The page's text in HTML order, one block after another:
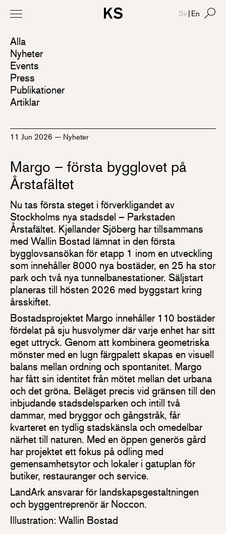
Alla
Nyheter
Events
Press
Publikationer
Artiklar
11 Jun 2026 — Nyheter
Margo – första bygglovet på
Årstafältet
Nu tas första steget i förverkligandet av
Stockholms nya stadsdel – Parkstaden
Årstafältet. Kjellander Sjöberg har tillsammans
med Wallin Bostad lämnat in den första
bygglovsansökan för etapp 1 inom en utveckling
som innehåller 8000 nya bostäder, en 25 ha stor
park och två nya tunnelbanestationer. Säljstart
planeras till hösten 2026 med byggstart kring
årsskiftet.
Bostadsprojektet Margo innehåller 110 bostäder
fördelat på sju husvolymer där varje enhet har sitt
eget uttryck. Genom att kombinera geometriska
mönster med en lugn färgpalett skapas en visuell
balans mellan ordning och spontanitet. Margo
har fått sin identitet från mötet mellan det urbana
och det gröna. Beläget precis vid gränsen till den
inbjudande stadsdelsparken och intill två
dammar, med bryggor och gångstråk, får
kvarteret en tydlig stadskänsla och omedelbar
närhet till naturen. Med en öppen generös gård
har projektet ett fokus på odling med
gemensamhetsytor och lokaler i gatuplan för
butiker, restauranger och service.
LandArk ansvarar för landskapsgestaltningen
och byggentreprenör är Noccon.
Illustration: Wallin Bostad
Sv | En